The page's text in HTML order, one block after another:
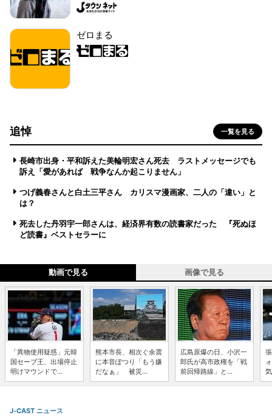
ゼロまる
追悼 一覧を見る
長崎市出身・平和訴えた美輪明宏さん死去 ラストメッセージでも
訴え「愛があれば 戦争なんか起こりません」
つげ義春さんと白土三平さん カリスマ漫画家、二人の「違い」と
は？
死去した丹羽宇一郎さんは、経済界有数の読書家だった 『死ぬほ
ど読書』ベストセラーに
動画で見る 画像で見る
「異物使用疑惑」元韓
国セーブ王、出場停止
明けマウンドで...
熊本市長、相次ぐ余震
に本音ぽつり「もう嫌
だなぁ」 被災...
広島原爆の日、小沢一
郎氏が高市政権を「戦
前回帰路線」と...
J-CAST ニュース